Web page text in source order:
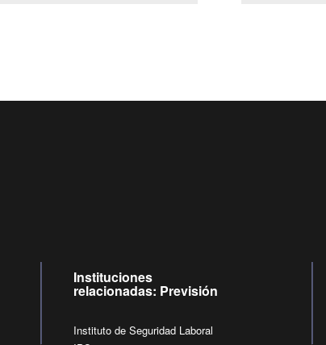
Instituciones
relacionadas: Previsión
Instituto de Seguridad Laboral